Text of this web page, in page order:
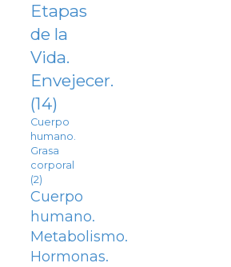
Etapas
de la
Vida.
Envejecer.
(14)
Cuerpo
humano.
Grasa
corporal
(2)
Cuerpo
humano.
Metabolismo.
Hormonas.